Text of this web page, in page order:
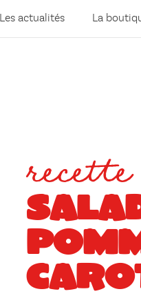
Les actualités La
recette